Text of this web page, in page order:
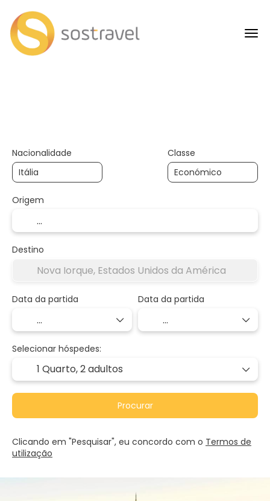
Nacionalidade Classe
Origem
Destino
Data da partida Data da partida
Selecionar hóspedes:
1 Quarto,2 adultos
Procurar
Clicando em "Pesquisar", eu concordo com o Termos de
utilização